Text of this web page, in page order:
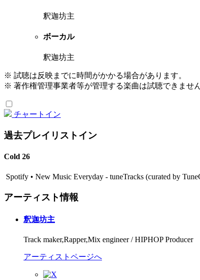
釈迦坊主
ボーカル
釈迦坊主
※ 試聴は反映までに時間がかかる場合があります。
※ 著作権管理事業者等が管理する楽曲は試聴できません
チャートイン
過去プレイリストイン
Cold 26
Spotify • New Music Everyday - tuneTracks (curated by
アーティスト情報
釈迦坊主
Track maker,Rapper,Mix engineer / HIPHOP Producer
アーティストページへ